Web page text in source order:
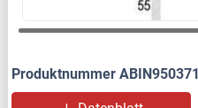
Produktnummer ABIN950371